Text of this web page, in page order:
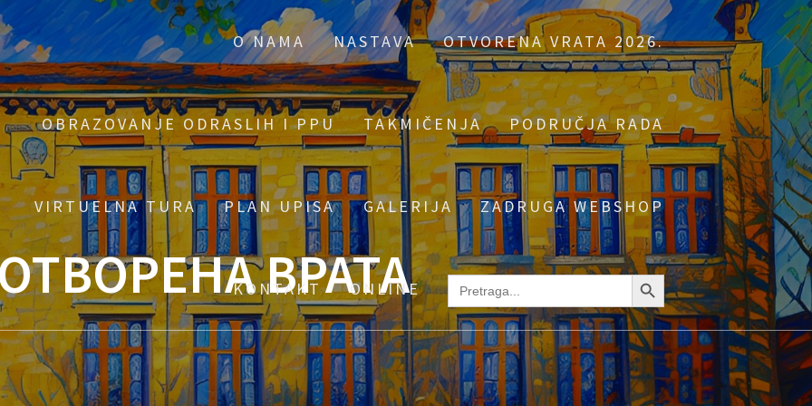
O NAMA NASTAVA OTVORENA VRATA 2026.
OBRAZOVANJE ODRASLIH I PPU TAKMIČENJA PODRUČJA RADA
VIRTUELNA TURA PLAN UPISA GALERIJA ZADRUGA WEBSHOP
KONTAKT ONLINE Search
for:
Search Button
ВРАТА